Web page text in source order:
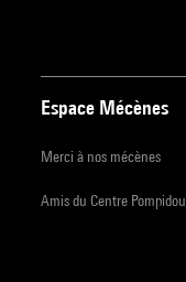
Espace Mécènes
Merci à nos mécènes
Amis du Centre Pompidou